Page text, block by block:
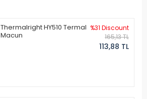
Thermalright HY510 Termal
Macun
%31 Discount
165,13 TL
113,88 TL